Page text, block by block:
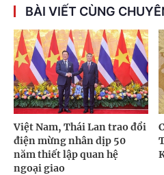
BÀI VIẾT CÙNG
Việt Nam, Thái Lan trao đổi
điện mừng nhân dịp 50
năm thiết lập quan hệ
ngoại giao